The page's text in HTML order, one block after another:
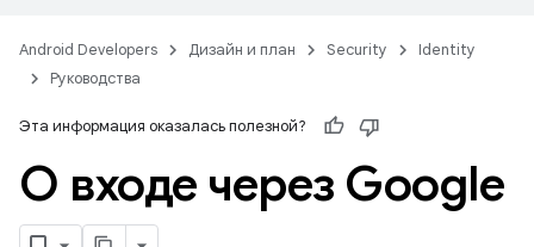
Android Developers Дизайн и план Security
Identity
Руководства
Эта информация оказалась полезной?
О входе через Google